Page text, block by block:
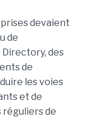
devaient
de
Directory, des
de
les voies
et de
réguliers de